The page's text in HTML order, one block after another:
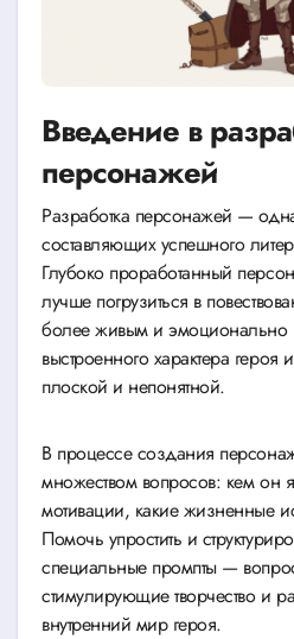
Введение в
персонажей
Разработка персонажей — одна из ключевых
составляющих успешного
Глубоко проработанный
лучше погрузиться в
более живым и эмоционально
выстроенного характера героя
плоской и непонятной.
В процессе создания
множеством вопросов: кем он
мотивации, какие жизненные
Помочь упростить и
специальные промпты —
стимулирующие творчество и
внутренний мир героя.